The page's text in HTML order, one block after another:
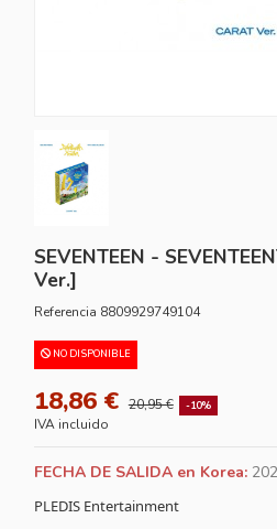
SEVENTEEN -
Ver.]
Referencia 8809929749104
NO DISPONIBLE
18,86 € 20,95 € -10%
IVA incluido
FECHA DE SALIDA en Korea:
PLEDIS Entertainment